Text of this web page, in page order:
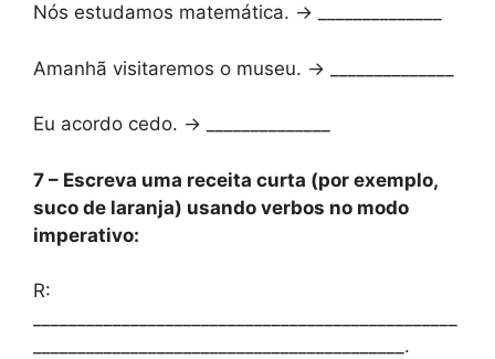
Nós estudamos matemática. → ______________
Amanhã visitaremos o museu. → ______________
Eu acordo cedo. → ______________
7 – Escreva uma receita curta (por exemplo,
suco de laranja) usando verbos no modo
imperativo:
R:
__________________________________________.